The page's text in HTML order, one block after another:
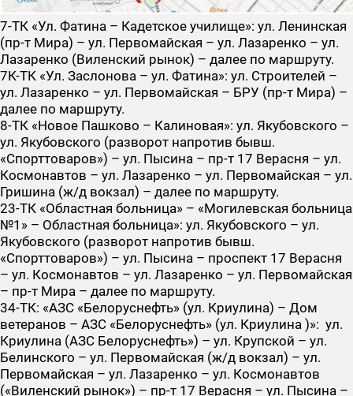
7-ТК «Ул. Фатина – Кадетское училище»: ул. Ленинская
(пр-т Мира) – ул. Первомайская – ул. Лазаренко – ул.
Лазаренко (Виленский рынок) – далее по маршруту.
7К-ТК «Ул. Заслонова – ул. Фатина»: ул. Строителей –
ул. Лазаренко – ул. Первомайская – БРУ (пр-т Мира) –
далее по маршруту.
8-ТК «Новое Пашково – Калиновая»: ул. Якубовского –
ул. Якубовского (разворот напротив бывш.
«Спорттоваров») – ул. Пысина – пр-т 17 Верасня – ул.
Космонавтов – ул. Лазаренко – ул. Первомайская – ул.
Гришина (ж/д вокзал) – далее по маршруту.
23-ТК «Областная больница» – «Могилевская больница
№1» – Областная больница»: ул. Якубовского – ул.
Якубовского (разворот напротив бывш.
«Спорттоваров») – ул. Пысина – проспект 17 Верасня
– ул. Космонавтов – ул. Лазаренко – ул. Первомайская
– пр-т Мира – далее по маршруту.
34-ТК: «АЗС «Белоруснефть» (ул. Криулина) – Дом
ветеранов – АЗС «Белоруснефть» (ул. Криулина )»: ул.
Криулина (АЗС Белоруснефть») – ул. Крупской – ул.
Белинского – ул. Первомайская (ж/д вокзал) – ул.
Первомайская – ул. Лазаренко – ул. Космонавтов
(«Виленский рынок») – пр-т 17 Верасня – ул. Пысина –